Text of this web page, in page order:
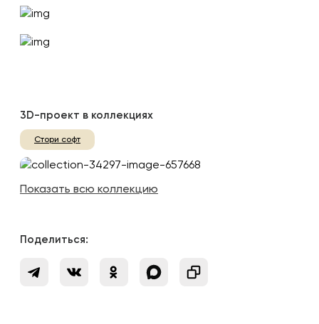
3D-проект в коллекциях
Стори софт
Показать всю коллекцию
Поделиться: